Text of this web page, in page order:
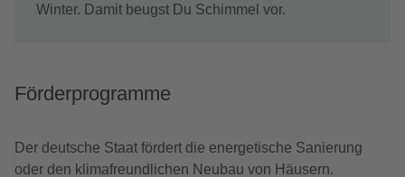
Winter. Damit beugst Du Schimmel vor.
Förderprogramme
Der deutsche Staat fördert die energetische Sanierung
oder den klimafreundlichen Neubau von Häusern.